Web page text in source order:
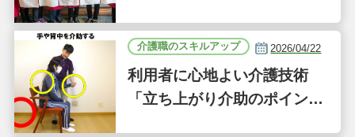
D」に注目｜気になるあの介
護施設
介護職のスキルアップ 2026/04/22
利用者に心地よい介護技術
「立ち上がり介助のポイン